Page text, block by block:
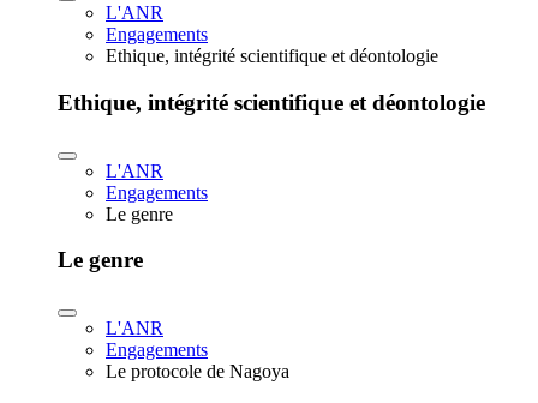
L'ANR
Engagements
Ethique, intégrité scientifique et déontologie
Ethique, intégrité scientifique et déontologie
L'ANR
Engagements
Le genre
Le genre
L'ANR
Engagements
Le protocole de Nagoya